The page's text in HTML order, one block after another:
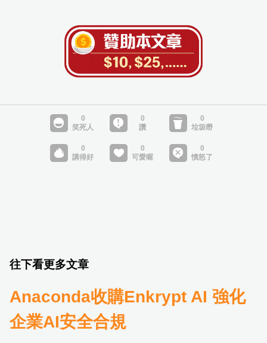
往下看更多文章
Anaconda收購Enkrypt AI 強化
企業AI安全合規